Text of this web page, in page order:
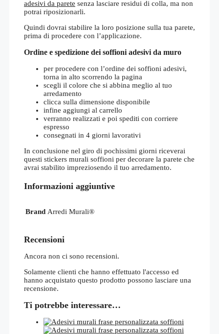
adesivi da parete senza lasciare residui di colla, ma non
potrai riposizionarli.
Quindi dovrai stabilire la loro posizione sulla tua parete,
prima di procedere con l’applicazione.
Ordine e spedizione dei soffioni adesivi da muro
per procedere con l’ordine dei soffioni adesivi,
torna in alto scorrendo la pagina
scegli il colore che si abbina meglio al tuo
arredamento
clicca sulla dimensione disponibile
infine aggiungi al carrello
verranno realizzati e poi spediti con corriere
espresso
consegnati in 4 giorni lavorativi
In conclusione nel giro di pochissimi giorni riceverai
questi stickers murali soffioni per decorare la parete che
avrai stabilito impreziosendo il tuo arredamento.
Informazioni aggiuntive
Brand Arredi Murali®
Recensioni
Ancora non ci sono recensioni.
Solamente clienti che hanno effettuato l'accesso ed
hanno acquistato questo prodotto possono lasciare una
recensione.
Ti potrebbe interessare…